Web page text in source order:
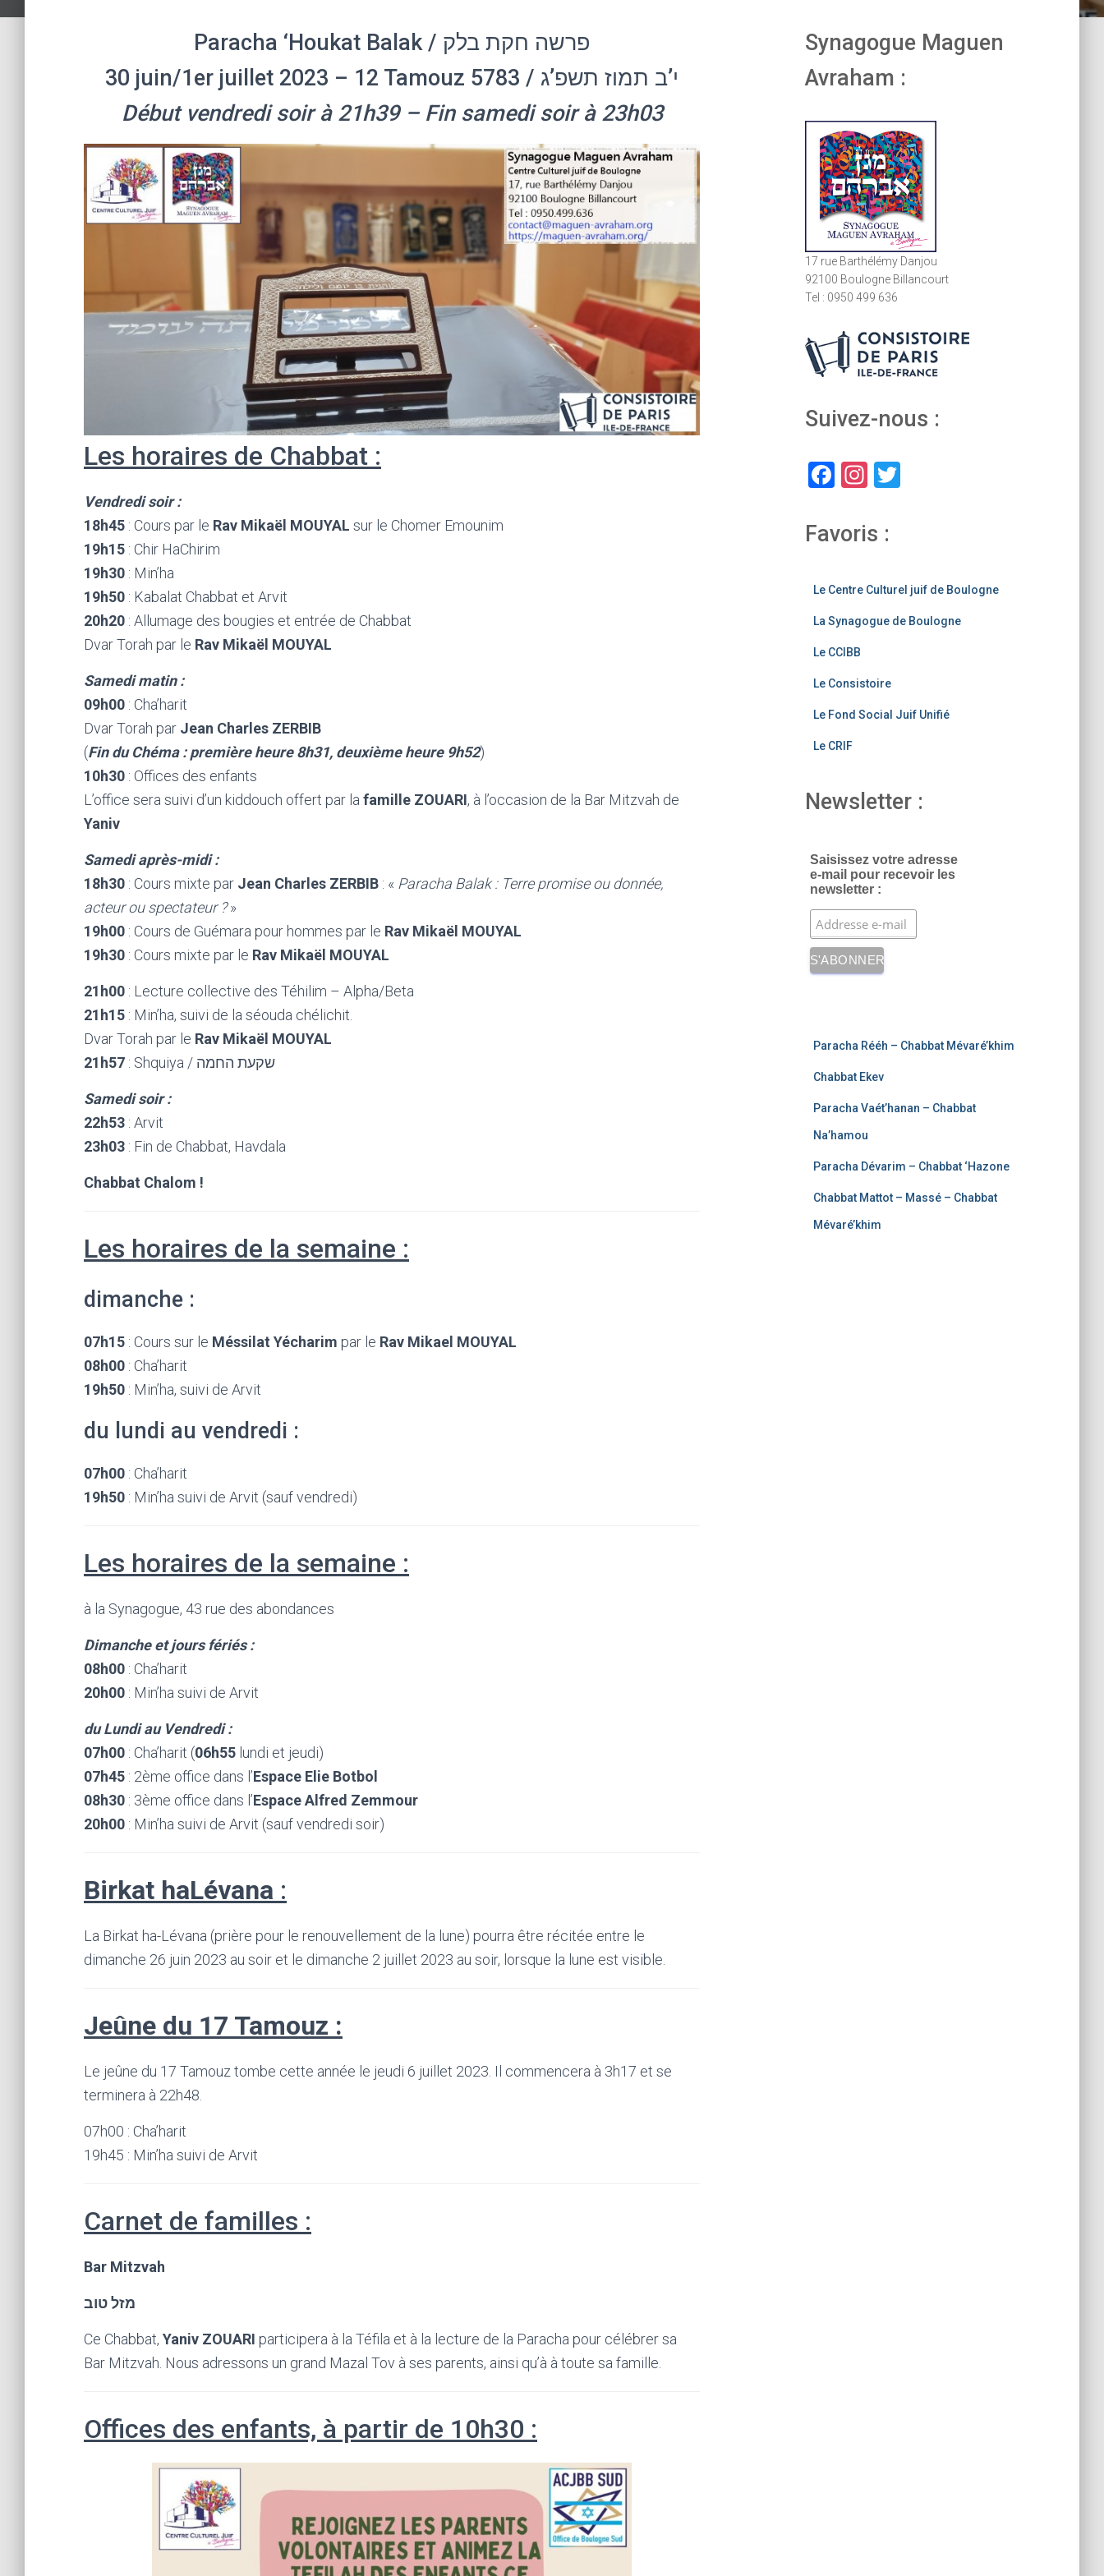
Paracha ‘Houkat Balak / פרשה חקת בלק
30 juin/1er juillet 2023 – 12 Tamouz 5783 / י’ב תמוז תשפ’ג
Début vendredi soir à 21h39 – Fin samedi soir à 23h03
Les horaires de Chabbat :
Vendredi soir :
18h45 : Cours par le Rav Mikaël MOUYAL sur le Chomer Emounim
19h15 : Chir HaChirim
19h30 : Min’ha
19h50 : Kabalat Chabbat et Arvit
20h20 : Allumage des bougies et entrée de Chabbat
Dvar Torah par le Rav Mikaël MOUYAL
Samedi matin :
09h00 : Cha’harit
Dvar Torah par Jean Charles ZERBIB
(Fin du Chéma : première heure 8h31, deuxième heure 9h52)
10h30 : Offices des enfants
L’office sera suivi d’un kiddouch offert par la famille ZOUARI, à l’occasion de la Bar Mitzvah de
Yaniv
Samedi après-midi :
18h30 : Cours mixte par Jean Charles ZERBIB : « Paracha Balak : Terre promise ou donnée,
acteur ou spectateur ?»
19h00 : Cours de Guémara pour hommes par le Rav Mikaël MOUYAL
19h30 : Cours mixte par le Rav Mikaël MOUYAL
21h00 : Lecture collective des Téhilim – Alpha/Beta
21h15 : Min’ha, suivi de la séouda chélichit.
Dvar Torah par le Rav Mikaël MOUYAL
21h57
: Shquiya / שקעת החמה
Samedi soir :
22h53 : Arvit
23h03 : Fin de Chabbat, Havdala
Chabbat Chalom !
Les horaires de la semaine :
dimanche :
07h15 : Cours sur le Méssilat Yécharim par le Rav Mikael MOUYAL
08h00 : Cha’harit
19h50 : Min’ha, suivi de Arvit
du lundi au vendredi :
07h00 : Cha’harit
19h50 : Min’ha suivi de Arvit (sauf vendredi)
Les horaires de la semaine :
à la Synagogue, 43 rue des abondances
Dimanche et jours fériés :
08h00 : Cha’harit
20h00 : Min’ha suivi de Arvit
du Lundi au Vendredi :
07h00 : Cha’harit (06h55 lundi et jeudi)
07h45 : 2ème office dans l’Espace Elie Botbol
08h30 : 3ème office dans l’Espace Alfred Zemmour
20h00 : Min’ha suivi de Arvit (sauf vendredi soir)
Birkat haLévana :
La Birkat ha-Lévana (prière pour le renouvellement de la lune) pourra être récitée entre le
dimanche 26 juin 2023 au soir et le dimanche 2 juillet 2023 au soir, lorsque la lune est visible.
Jeûne du 17 Tamouz :
Le jeûne du 17 Tamouz tombe cette année le jeudi 6 juillet 2023. Il commencera à 3h17 et se
terminera à 22h48.
07h00 : Cha’harit
19h45 : Min’ha suivi de Arvit
Carnet de familles :
Bar Mitzvah
מזל טוב
Ce Chabbat, Yaniv ZOUARI participera à la Téfila et à la lecture de la Paracha pour célébrer sa
Bar Mitzvah. Nous adressons un grand Mazal Tov à ses parents, ainsi qu’à à toute sa famille.
Offices des enfants, à partir de 10h30 :
Synagogue Maguen
Avraham :
17 rue Barthélémy Danjou
92100 Boulogne Billancourt
Tel : 0950 499 636
Suivez-nous :
F
c
b
o
k
In
a
a
Favoris :
Le Centre Culturel juif de Boulogne
La Synagogue de Boulogne
Le CCIBB
Le Consistoire
Le Fond Social Juif Unifié
Le CRIF
Newsletter :
Saisissez votre adresse
e-mail pour recevoir les
newsletter :
Paracha Rééh – Chabbat Mévaré’khim
Chabbat Ekev
Paracha Vaét’hanan – Chabbat
Na’hamou
Paracha Dévarim – Chabbat ‘Hazone
Chabbat Mattot – Massé – Chabbat
Mévaré’khim